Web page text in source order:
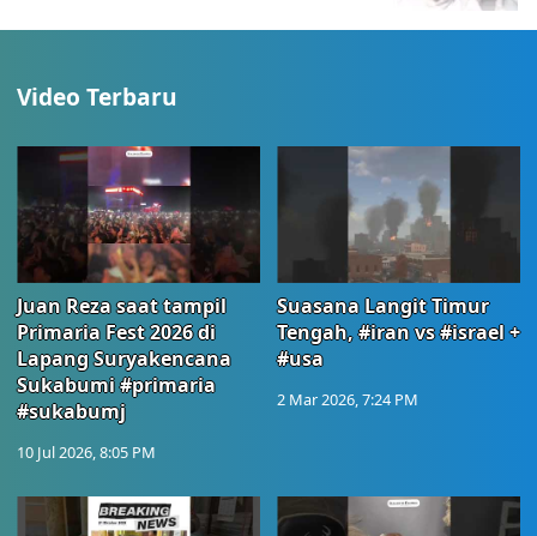
Video Terbaru
Juan Reza saat tampil
Primaria Fest 2026 di
Lapang Suryakencana
Sukabumi #primaria
#sukabumj
10 Jul 2026, 8:05 PM
Suasana Langit Timur
Tengah, #iran vs #israel +
#usa
2 Mar 2026, 7:24 PM